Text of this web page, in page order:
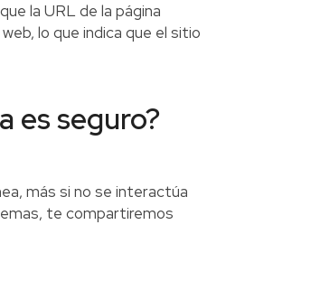
la URL de la página
lo que indica que el sitio
es seguro?
más si no se interactúa
te compartiremos